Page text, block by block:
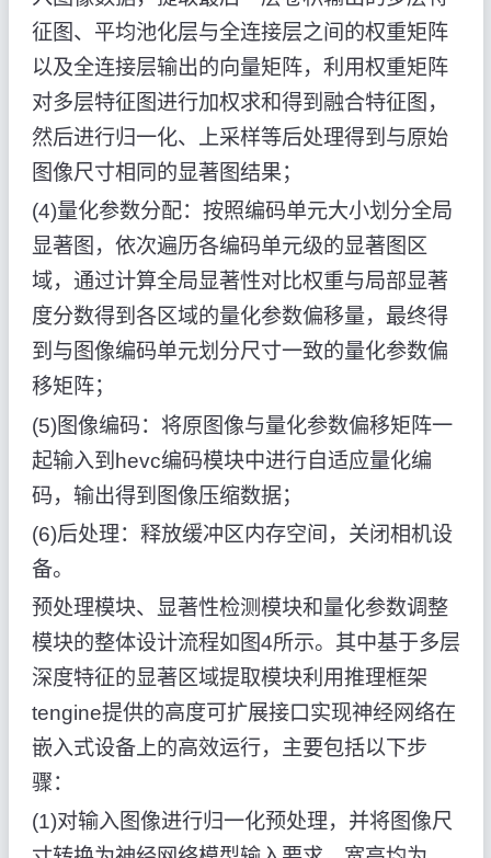
征图、平均池化层与全连接层之间的权重矩阵
以及全连接层输出的向量矩阵，利用权重矩阵
对多层特征图进行加权求和得到融合特征图，
然后进行归一化、上采样等后处理得到与原始
图像尺寸相同的显著图结果；
(4)量化参数分配：按照编码单元大小划分全局
显著图，依次遍历各编码单元级的显著图区
域，通过计算全局显著性对比权重与局部显著
度分数得到各区域的量化参数偏移量，最终得
到与图像编码单元划分尺寸一致的量化参数偏
移矩阵；
(5)图像编码：将原图像与量化参数偏移矩阵一
起输入到hevc编码模块中进行自适应量化编
码，输出得到图像压缩数据；
(6)后处理：释放缓冲区内存空间，关闭相机设
备。
预处理模块、显著性检测模块和量化参数调整
模块的整体设计流程如图4所示。其中基于多层
深度特征的显著区域提取模块利用推理框架
tengine提供的高度可扩展接口实现神经网络在
嵌入式设备上的高效运行，主要包括以下步
骤：
(1)对输入图像进行归一化预处理，并将图像尺